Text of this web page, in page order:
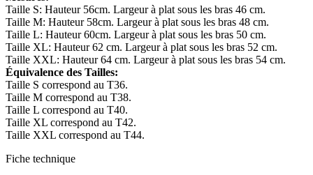
Taille S: Hauteur 56cm. Largeur à plat sous les bras 46 cm.
Taille M: Hauteur 58cm. Largeur à plat sous les bras 48 cm.
Taille L: Hauteur 60cm. Largeur à plat sous les bras 50 cm.
Taille XL: Hauteur 62 cm. Largeur à plat sous les bras 52 cm.
Taille XXL: Hauteur 64 cm. Largeur à plat sous les bras 54 cm.
Équivalence des Tailles:
Taille S correspond au T36.
Taille M correspond au T38.
Taille L correspond au T40.
Taille XL correspond au T42.
Taille XXL correspond au T44.
Fiche technique